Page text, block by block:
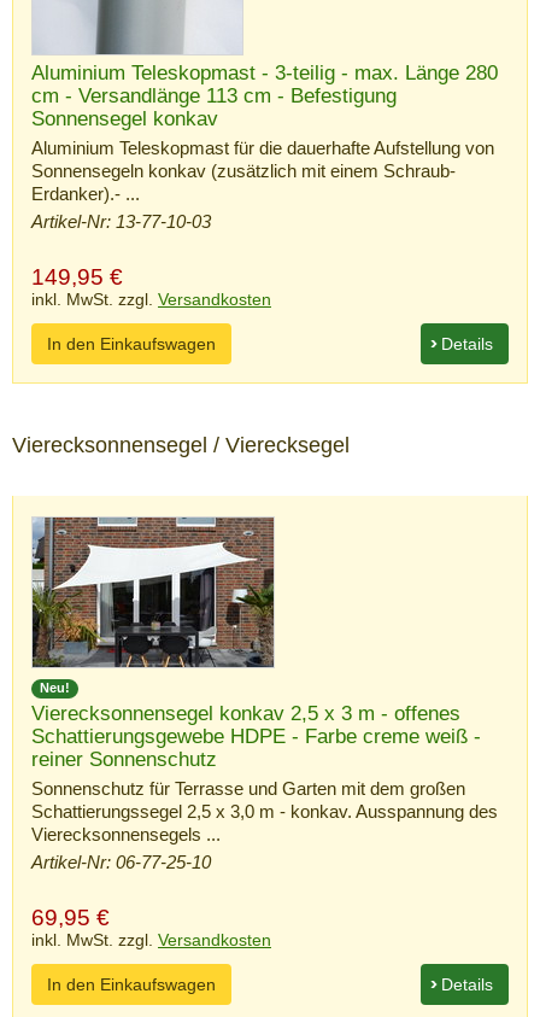
Aluminium Teleskopmast - 3-teilig - max. Länge 280
cm - Versandlänge 113 cm - Befestigung
Sonnensegel konkav
Aluminium Teleskopmast für die dauerhafte Aufstellung von
Sonnensegeln konkav (zusätzlich mit einem Schraub-
Erdanker).- ...
Artikel-Nr: 13-77-10-03
149,95 €
inkl. MwSt. zzgl. Versandkosten
Details
In den Einkaufswagen
Vierecksonnensegel / Vierecksegel
Neu!
Vierecksonnensegel konkav 2,5 x 3 m - offenes
Schattierungsgewebe HDPE - Farbe creme weiß -
reiner Sonnenschutz
Sonnenschutz für Terrasse und Garten mit dem großen
Schattierungssegel 2,5 x 3,0 m - konkav. Ausspannung des
Vierecksonnensegels ...
Artikel-Nr: 06-77-25-10
69,95 €
inkl. MwSt. zzgl. Versandkosten
Details
In den Einkaufswagen